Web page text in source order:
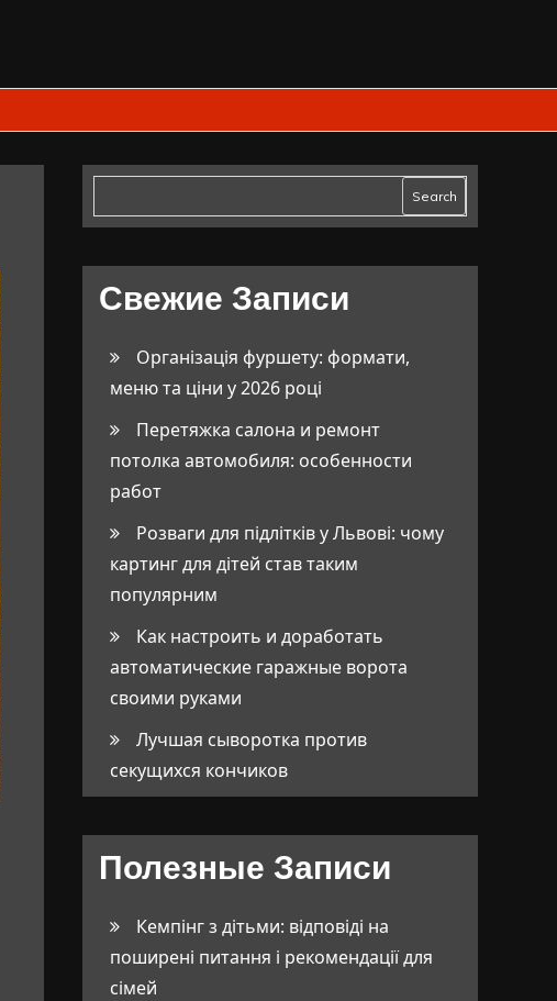
Search
Свежие Записи
Організація фуршету: формати,
меню та ціни у 2026 році
Перетяжка салона и ремонт
потолка автомобиля: особенности
работ
Розваги для підлітків у Львові: чому
картинг для дітей став таким
популярним
Как настроить и доработать
автоматические гаражные ворота
своими руками
Лучшая сыворотка против
секущихся кончиков
Полезные Записи
Кемпінг з дітьми: відповіді на
поширені питання і рекомендації для
сімей